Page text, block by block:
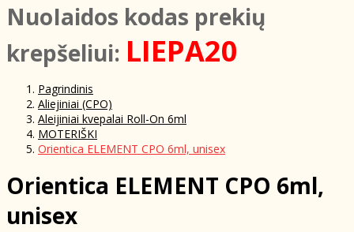
NuoIaidos kodas prekių
krepšeliui: LIEPA20
Pagrindinis
Aliejiniai (CPO)
Aleijiniai kvepalai Roll-On 6ml
MOTERIŠKI
Orientica ELEMENT CPO 6ml, unisex
Orientica ELEMENT CPO 6ml,
unisex